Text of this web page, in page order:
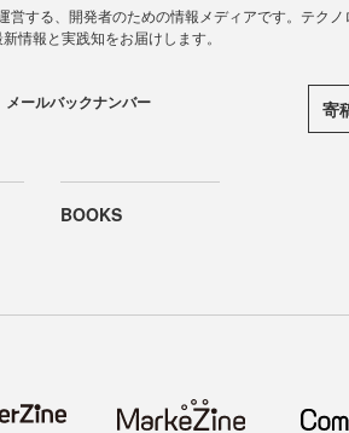
営する、開発者のための情報メディアです。テク
情報と実践知をお届けします。
メールバックナンバー 寄
BOOKS